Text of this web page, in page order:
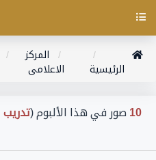
Toggle
الرئيسية
المركز
الاعلامى
10 صور في هذا الألبوم (تدريب